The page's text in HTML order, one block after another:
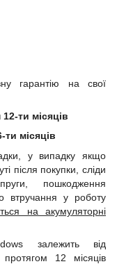
гарантію на свої
ти місяців
місяців
у випадку якщо
після покупки, сліди
пошкодження
втручання у роботу
на акумуляторні
залежить від
12 місяців